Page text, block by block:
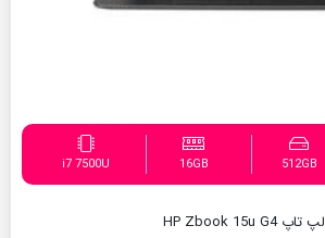
512GB
16GB
i7 7500U
لپ تاپ HP Zbook 15u G4